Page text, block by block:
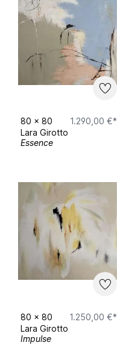
80 x 80
1.290,00 €*
Lara Girotto
Essence
80 x 80
1.250,00 €*
Lara Girotto
Impulse